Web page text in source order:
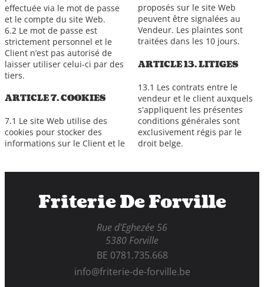
effectuée via le mot de passe
et le compte du site Web.
6.2 Le mot de passe est
strictement personnel et le
Client n’est pas autorisé de
laisser utiliser celui-ci par des
tiers.
ARTICLE 7. COOKIES
7.1 Le site Web utilise des
cookies pour stocker des
informations sur le Client et le
proposés sur le site Web
peuvent être signalées au
Vendeur. Les plaintes sont
traitées dans les 10 jours.
ARTICLE 13. LITIGES
13.1 Les contrats entre le
vendeur et le client auxquels
s'appliquent les présentes
conditions générales sont
exclusivement régis par le
droit belge.
Friterie De Forville
Rue d'Eghezée 56
5380 Forville
BE 0781.735.668
info@friterie-de-forville.be